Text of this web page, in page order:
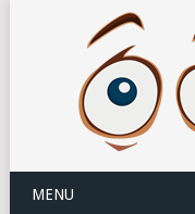
MENU